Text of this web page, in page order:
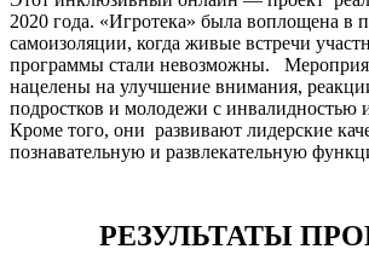
2020 года. «Игротека» была воплощена в
самоизоляции, когда живые встречи
программы стали невозможны.
нацелены на улучшение внимания,
подростков и молодежи с инвалидностью
Кроме того, они развивают лидерские
познавательную и развлекательную
РЕЗУЛЬТАТЫ